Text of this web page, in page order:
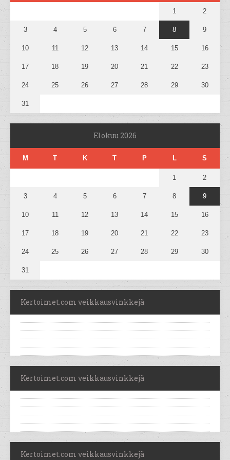
1 2
3 4 5 6 7 8 9
10 11 12 13 14 15 16
17 18 19 20 21 22 23
24 25 26 27 28 29 30
31
Elokuu 2026
M T K T P L S
1 2
3 4 5 6 7 8 9
10 11 12 13 14 15 16
17 18 19 20 21 22 23
24 25 26 27 28 29 30
31
Kertoimet.com veikkausvinkkejä
Kertoimet.com veikkausvinkkejä
Kertoimet.com veikkausvinkkejä